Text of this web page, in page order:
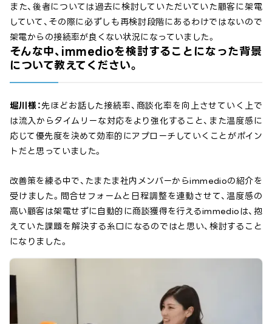
また、後者については過去に検討していただいていた顧客に架電
していて、その際に必ずしも再検討段階にあるわけではないので
架電からの接続率が良くない状況になっていました。
そんな中、immedioを検討することになった背景
について教えてください。
堀川様： 先ほどお話した接続率、商談化率を向上させていく上で
は流入からタイムリーな対応をより強化すること、また温度感に
応じて優先度を決めて効率的にアプローチしていくことがポイン
トだと思っていました。
改善策を練る中で、たまたま社内メンバーからimmedioの紹介を
受けました。問合せフォームと日程調整を連動させて、温度感の
高い顧客は架電せずに自動的に商談獲得を行えるimmedioは、抱
えていた課題を解決する糸口になるのではと思い、検討すること
になりました。